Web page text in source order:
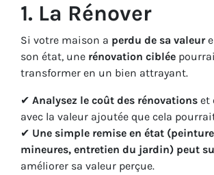
1. La Rénover
Si votre maison a perdu de sa valeur
son état, une rénovation ciblée
transformer en un bien attrayant.
✔ Analysez le coût des rénovations et
avec la valeur ajoutée que cela
✔ Une simple remise en état
mineures, entretien du jardin) peut
améliorer sa valeur perçue.